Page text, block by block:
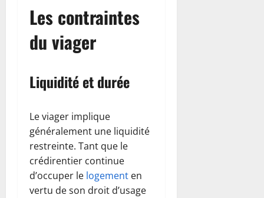
Les contraintes
du viager
Liquidité et durée
Le viager implique
généralement une liquidité
restreinte. Tant que le
crédirentier continue
d’occuper le logement en
vertu de son droit d’usage